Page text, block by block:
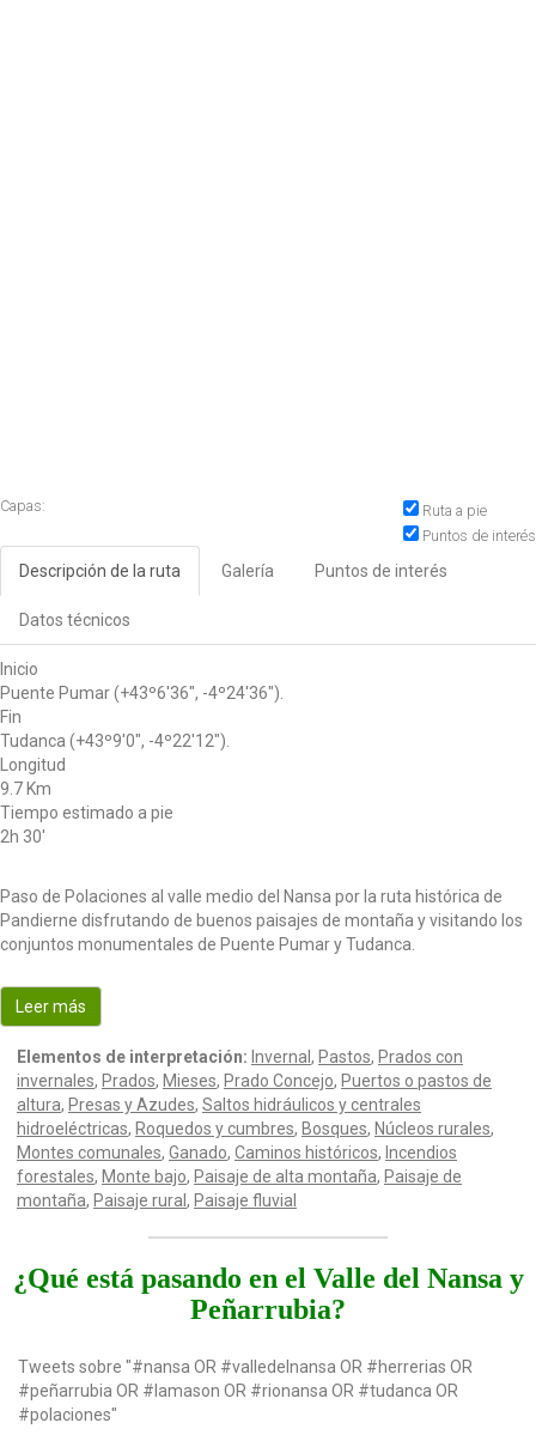
Capas:
Ruta a pie
Puntos de interés
Descripción de la ruta Galería Puntos de interés
Datos técnicos
Inicio
Puente Pumar (+43º6'36", -4º24'36").
Fin
Tudanca (+43º9'0", -4º22'12").
Longitud
9.7 Km
Tiempo estimado a pie
2h 30'
Paso de Polaciones al valle medio del Nansa por la ruta histórica de
Pandierne disfrutando de buenos paisajes de montaña y visitando los
conjuntos monumentales de Puente Pumar y Tudanca.
Leer más
Elementos de interpretación: Invernal , Pastos, Prados con
invernales, Prados, Mieses, Prado Concejo, Puertos o pastos de
altura, Presas y Azudes, Saltos hidráulicos y centrales
hidroeléctricas, Roquedos y cumbres, Bosques, Núcleos rurales,
Montes comunales, Ganado, Caminos históricos, Incendios
forestales, Monte bajo, Paisaje de alta montaña, Paisaje de
montaña, Paisaje rural , Paisaje fluvial
¿Qué está pasando en el Valle del Nansa y
Peñarrubia?
Tweets sobre "#nansa OR #valledelnansa OR #herrerias OR
#peñarrubia OR #lamason OR #rionansa OR #tudanca OR
#polaciones"